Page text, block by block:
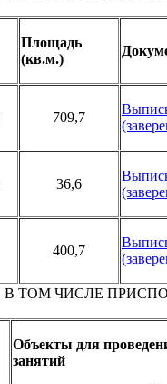
Площадь
(кв.м.)
709,7
36,6
400,7
ТОМ ЧИСЛЕ
Объекты для
занятий